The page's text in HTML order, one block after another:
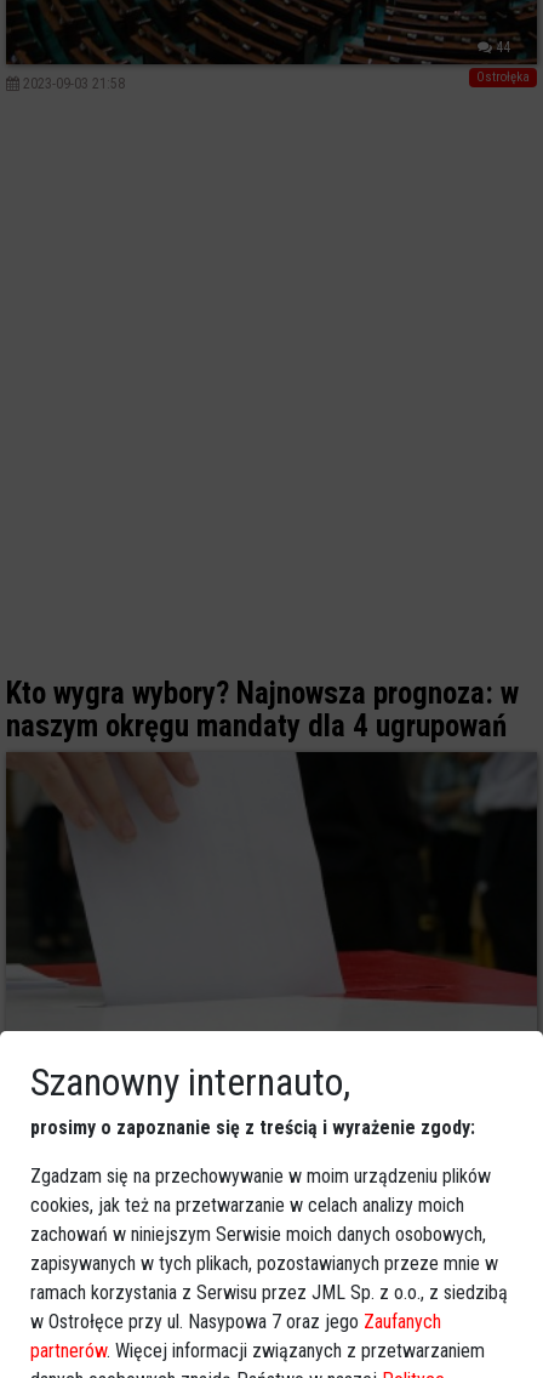
44
Ostrołęka
2023-09-03 21:58
Kto wygra wybory? Najnowsza prognoza: w
naszym okręgu mandaty dla 4 ugrupowań
Najnowsza prognoza wyborcza. Oto podział
mandatów w okręgu siedlecko-ostrołęckim
Szanowny internauto,
prosimy o zapoznanie się z treścią i wyrażenie zgody:
Zgadzam się na przechowywanie w moim urządzeniu plików
cookies, jak też na przetwarzanie w celach analizy moich
zachowań w niniejszym Serwisie moich danych osobowych,
zapisywanych w tych plikach, pozostawianych przeze mnie w
ramach korzystania z Serwisu przez JML Sp. z o.o., z siedzibą
w Ostrołęce przy ul. Nasypowa 7 oraz jego Zaufanych
partnerów. Więcej informacji związanych z przetwarzaniem